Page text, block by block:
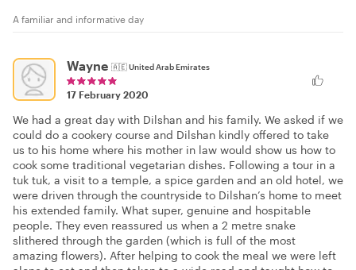
A familiar and informative day
Wayne 🇦🇪United Arab Emirates
17 February 2020
We had a great day with Dilshan and his family. We asked if we
could do a cookery course and Dilshan kindly offered to take
us to his home where his mother in law would show us how to
cook some traditional vegetarian dishes. Following a tour in a
tuk tuk, a visit to a temple, a spice garden and an old hotel, we
were driven through the countryside to Dilshan’s home to meet
his extended family. What super, genuine and hospitable
people. They even reassured us when a 2 metre snake
slithered through the garden (which is full of the most
amazing flowers). After helping to cook the meal we were left